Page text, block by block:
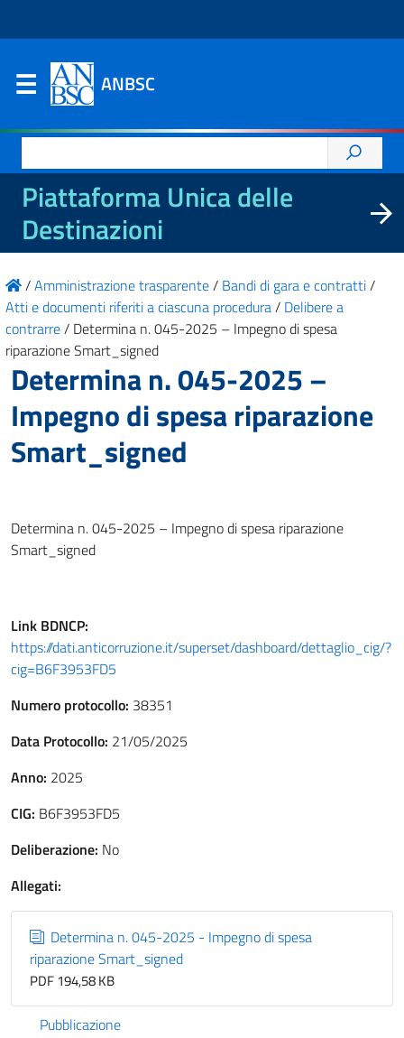
ANBSC
per:
Piattaforma Unica delle
Destinazioni
/Amministrazione trasparente/ Bandi di gara e contratti/
Atti e documenti riferiti a ciascuna procedura/ Delibere a
contrarre/ Determina n. 045-2025 – Impegno di spesa
riparazione Smart_signed
Determina n. 045-2025 –
Impegno di spesa riparazione
Smart_signed
Determina n. 045-2025 – Impegno di spesa riparazione
Smart_signed
Link BDNCP:
https://dati.anticorruzione.it/superset/dashboard/dettaglio_cig/?
cig=B6F3953FD5
Numero protocollo: 38351
Data Protocollo: 21/05/2025
Anno: 2025
CIG: B6F3953FD5
Deliberazione: No
Allegati:
Determina n. 045-2025 - Impegno di spesa
riparazione Smart_signed
PDF 194,58 KB
Pubblicazione